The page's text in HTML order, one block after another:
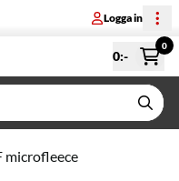
Logga in
0:-
0
microfleece